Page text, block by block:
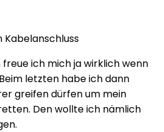
Kabelanschluss
ich mich ja wirklich wenn
letzten habe ich dann
greifen dürfen um mein
Den wollte ich nämlich